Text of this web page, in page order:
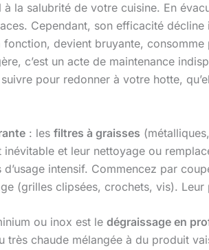
à la salubrité de votre cuisine. En
Cependant, son efficacité
devient bruyante, consomme
c’est un acte de maintenance
pour redonner à votre hotte,
: les filtres à graisses
et leur nettoyage ou
intensif. Commencez par
(grilles clipsées, crochets, vis).
ou inox est le dégraissage en
très chaude mélangée à du produit